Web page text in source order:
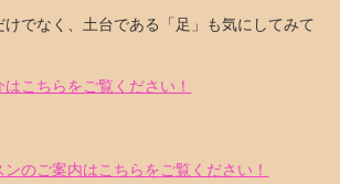
けでなく、土台である「足」も気にしてみて
こちらをご覧ください！
のご案内はこちらをご覧ください！